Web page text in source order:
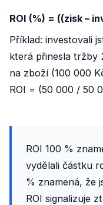
ROI (%) = ((zisk –
Příklad: investovali
která přinesla tržby
na zboží (100 000
ROI = (50 000 / 50
ROI 100 %
vydělali částku
% znamená, že
ROI signalizuje